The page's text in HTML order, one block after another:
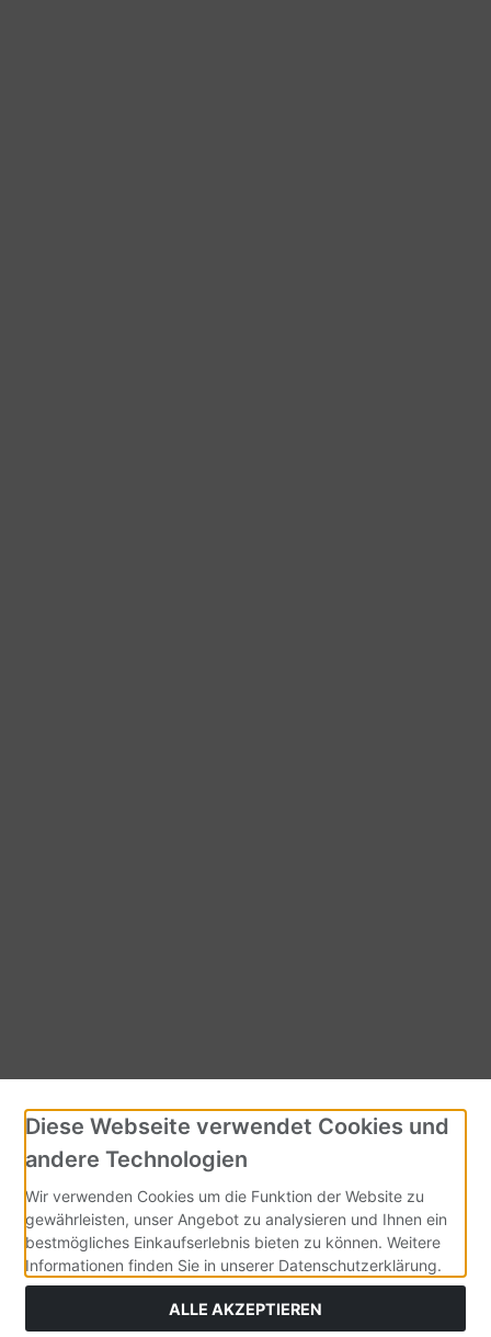
Diese Webseite verwendet Cookies und
andere Technologien
Wir verwenden Cookies um die Funktion der Website zu
gewährleisten, unser Angebot zu analysieren und Ihnen ein
bestmögliches Einkaufserlebnis bieten zu können. Weitere
Informationen finden Sie in unserer Datenschutzerklärung.
ALLE AKZEPTIEREN